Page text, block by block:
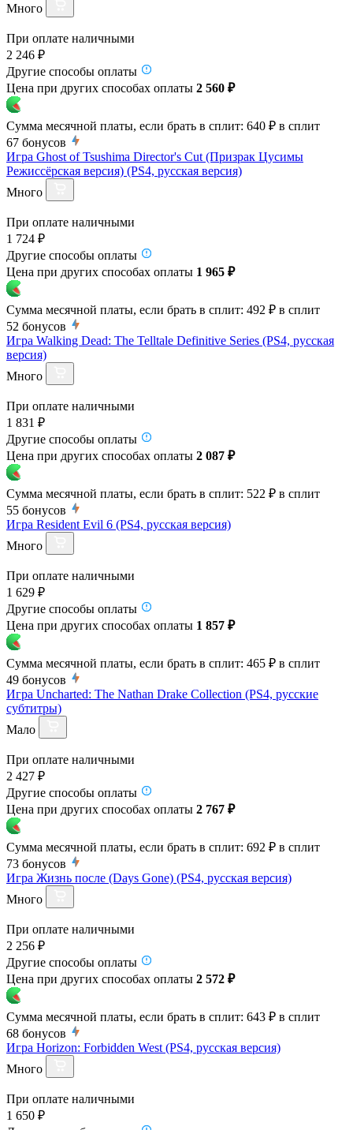
Много
При оплате наличными
2 246 ₽
Другие способы оплаты
Цена при других способах оплаты 2 560 ₽
Сумма месячной платы, если брать в сплит: 640 ₽ в сплит
67 бонусов
Игра Ghost of Tsushima Director's Cut (Призрак Цусимы
Режиссёрская версия) (PS4, русская версия)
Много
При оплате наличными
1 724 ₽
Другие способы оплаты
Цена при других способах оплаты 1 965 ₽
Сумма месячной платы, если брать в сплит: 492 ₽ в сплит
52 бонусов
Игра Walking Dead: The Telltale Definitive Series (PS4, русская
версия)
Много
При оплате наличными
1 831 ₽
Другие способы оплаты
Цена при других способах оплаты 2 087 ₽
Сумма месячной платы, если брать в сплит: 522 ₽ в сплит
55 бонусов
Игра Resident Evil 6 (PS4, русская версия)
Много
При оплате наличными
1 629 ₽
Другие способы оплаты
Цена при других способах оплаты 1 857 ₽
Сумма месячной платы, если брать в сплит: 465 ₽ в сплит
49 бонусов
Игра Uncharted: The Nathan Drake Collection (PS4, русские
субтитры)
Мало
При оплате наличными
2 427 ₽
Другие способы оплаты
Цена при других способах оплаты 2 767 ₽
Сумма месячной платы, если брать в сплит: 692 ₽ в сплит
73 бонусов
Игра Жизнь после (Days Gone) (PS4, русская версия)
Много
При оплате наличными
2 256 ₽
Другие способы оплаты
Цена при других способах оплаты 2 572 ₽
Сумма месячной платы, если брать в сплит: 643 ₽ в сплит
68 бонусов
Игра Horizon: Forbidden West (PS4, русская версия)
Много
При оплате наличными
1 650 ₽